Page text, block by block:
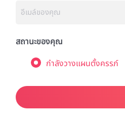
สถานะของคุณ
กำลังวางแผนตั้งครรภ์